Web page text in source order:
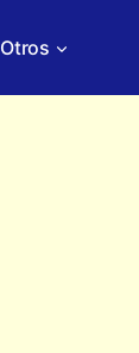
Otros